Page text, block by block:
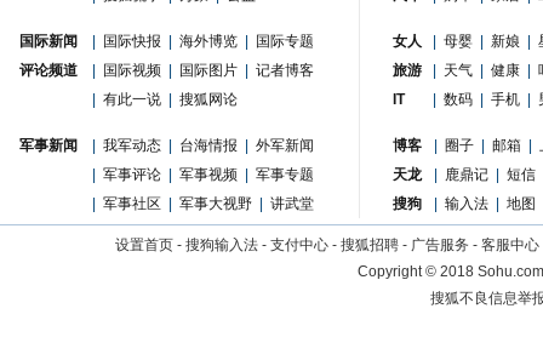
国际新闻 国际快报 海外博览
国际专题
国际视频 国际图片 记者博客
评论频道
有此一说 搜狐网论
军事新闻 我军动态 台海情报
外军新闻
军事评论 军事视频
军事专题
军事社区 军事大视野 讲武堂
女人 母婴 新娘
旅游
天气 健康
IT
数码 手机
博客 圈子 邮箱
天龙
鹿鼎记
短信
搜狗
输入法 地图
设置首页 - 搜狗输入法 - 支付中心 - 搜狐招聘 - 广告服务 - 客服中心
Copyright©2018
搜狐不良信息举